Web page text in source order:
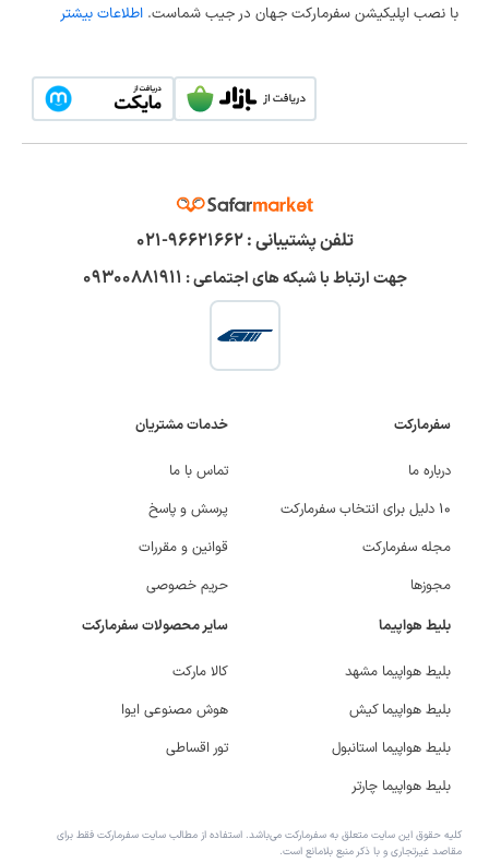
با نصب اپلیکیشن سفرمارکت جهان در جیب شماست. اطلاعات بیشتر
تلفن پشتیبانی :۹۶۶۲۱۶۶۲-۰۲۱
جهت ارتباط با شبکه های اجتماعی : ۰۹۳۰۰۸۸۱۹۱۱
سفرمارکت
درباره ما
۱۰ دلیل برای انتخاب سفرمارکت
مجله سفرمارکت
مجوزها
خدمات مشتریان
تماس با ما
پرسش و پاسخ
قوانین و مقررات
حریم خصوصی
بلیط هواپیما
بلیط هواپیما مشهد
بلیط هواپیما کیش
بلیط هواپیما استانبول
بلیط هواپیما چارتر
سایر محصولات سفرمارکت
کالا مارکت
هوش مصنوعی ایوا
تور اقساطی
کلیه حقوق این سایت متعلق به سفرمارکت می‌باشد. استفاده از مطالب سایت سفرمارکت فقط برای
مقاصد غیرتجاری و با ذکر منبع بلامانع است.